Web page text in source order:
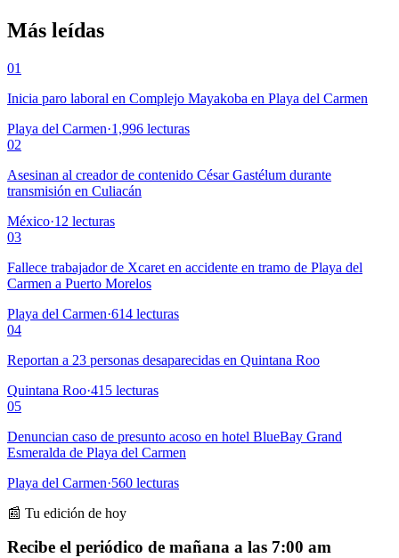
Más leídas
01
Inicia paro laboral en Complejo Mayakoba en Playa del Carmen
Playa del Carmen·1,996 lecturas
02
Asesinan al creador de contenido César Gastélum durante
transmisión en Culiacán
México·12 lecturas
03
Fallece trabajador de Xcaret en accidente en tramo de Playa del
Carmen a Puerto Morelos
Playa del Carmen·614 lecturas
04
Reportan a 23 personas desaparecidas en Quintana Roo
Quintana Roo·415 lecturas
05
Denuncian caso de presunto acoso en hotel BlueBay Grand
Esmeralda de Playa del Carmen
Playa del Carmen·560 lecturas
📰 Tu edición de hoy
Recibe el periódico de mañana a las 7:00 am